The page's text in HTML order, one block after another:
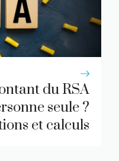
du RSA
seule ?
et calculs